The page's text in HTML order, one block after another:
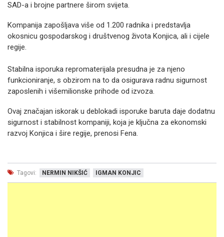
SAD-a i brojne partnere širom svijeta.
Kompanija zapošljava više od 1.200 radnika i predstavlja
okosnicu gospodarskog i društvenog života Konjica, ali i cijele
regije.
Stabilna isporuka repromaterijala presudna je za njeno
funkcioniranje, s obzirom na to da osigurava radnu sigurnost
zaposlenih i višemilionske prihode od izvoza.
Ovaj značajan iskorak u deblokadi isporuke baruta daje dodatnu
sigurnost i stabilnost kompaniji, koja je ključna za ekonomski
razvoj Konjica i šire regije, prenosi Fena.
Tagovi: NERMIN NIKŠIĆ IGMAN KONJIC